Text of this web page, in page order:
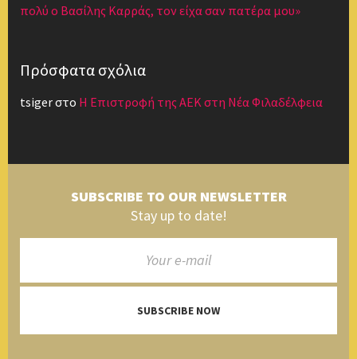
πολύ ο Βασίλης Καρράς, τον είχα σαν πατέρα μου»
Πρόσφατα σχόλια
tsigerστο Η Επιστροφή της ΑΕΚ στη Νέα Φιλαδέλφεια
SUBSCRIBE TO OUR NEWSLETTER
Stay up to date!
SUBSCRIBE NOW